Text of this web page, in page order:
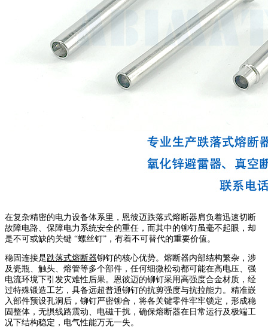
在复杂精密的电力设备体系里，恩彼迈跌落式熔断器肩负着迅速切断
故障电路、保障电力系统安全的重任，而其中的铆钉虽毫不起眼，却
是不可或缺的关键 “螺丝钉”，有着不可替代的重要价值。
稳固连接是跌落式熔断器铆钉的核心优势。熔断器内部结构繁杂，涉
及瓷瓶、触头、熔管等多个部件，任何细微松动都可能在高电压、强
电流环境下引发灾难性后果。恩彼迈的铆钉采用高强度合金材质，经
过特殊锻造工艺，具备远超普通铆钉的抗剪强度与抗拉能力。精准嵌
入部件预设孔洞后，铆钉严密铆合，将各关键零件牢牢锁定，形成稳
固整体，无惧线路震动、电磁干扰，确保熔断器在日常运行及极端工
况下结构稳定，电气性能万无一失。